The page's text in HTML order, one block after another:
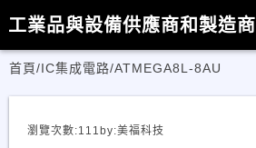
工業品與設備供應商和製造商
首頁/IC集成電路/ATMEGA8L-8AU
瀏覽次數:111 by:美福科技